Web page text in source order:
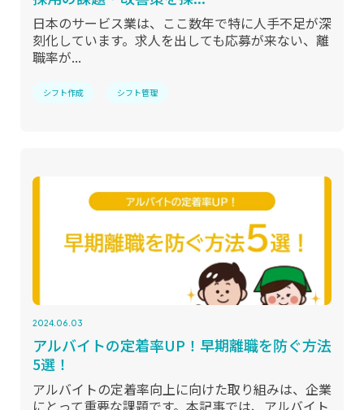
日本のサービス業は、ここ数年で特に人手不足が深
刻化しています。求人を出しても応募が来ない、離
職率が...
シフト作成 シフト管理
2024.06.03
アルバイトの定着率UP！早期離職を防ぐ方法
5選！
アルバイトの定着率向上に向けた取り組みは、企業
にとって重要な課題です。本記事では、アルバイト